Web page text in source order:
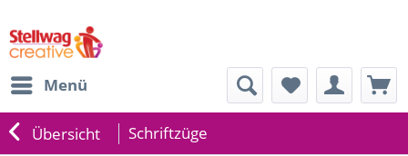
Menü
Übersicht Schriftzüge